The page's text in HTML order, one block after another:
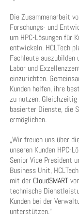
Die Zusammenarbeit
Forschungs- und
um HPC-Lösungen für
entwickeln. HCLTech
Fachleute
Labor und
einzurichten.
Kunden helfen, ihre
zu nutzen.
basierter Dienste, die
ermöglichen.
„Wir freuen uns über
unseren Kunden HPC-
Senior Vice President
Business Unit,
mit der CloudSMART
technische
Kunden bei der
unterstützen.“